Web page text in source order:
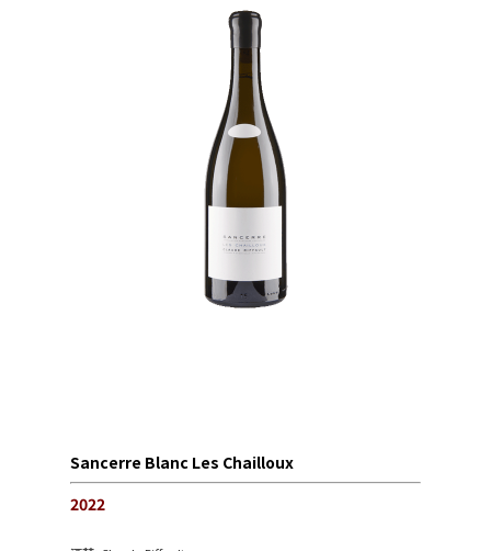
Sancerre Blanc Les Chailloux
2022